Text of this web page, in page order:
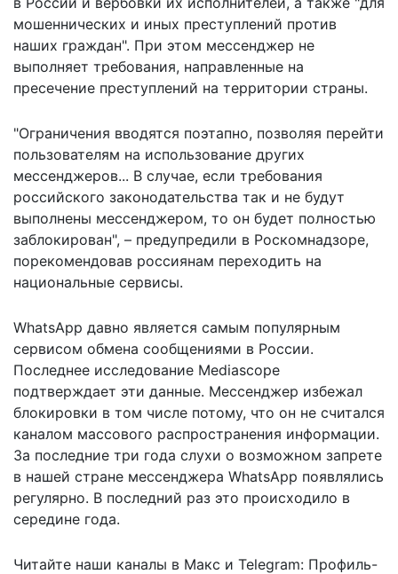
мошеннических и иных преступлений против
наших граждан". При этом мессенджер не
выполняет требования, направленные на
пресечение преступлений на территории страны.
"Ограничения вводятся поэтапно, позволяя перейти
пользователям на использование других
мессенджеров... В случае, если требования
российского законодательства так и не будут
выполнены мессенджером, то он будет полностью
заблокирован", – предупредили в Роскомнадзоре,
порекомендовав россиянам переходить на
национальные сервисы.
WhatsApp давно является самым популярным
сервисом обмена сообщениями в России.
Последнее исследование Mediascope
подтверждает эти данные. Мессенджер избежал
блокировки в том числе потому, что он не считался
каналом массового распространения информации.
За последние три года слухи о возможном запрете
в нашей стране мессенджера WhatsApp появлялись
регулярно. В последний раз это происходило в
середине года.
Читайте наши каналы в Макс и Telegram: Профиль-